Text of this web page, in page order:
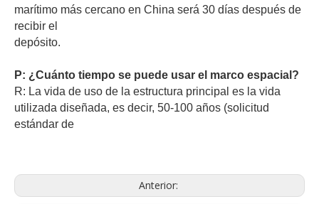
marítimo más cercano en China será 30 días después de
recibir el
depósito.
P: ¿Cuánto tiempo se puede usar el marco espacial?
R: La vida de uso de la estructura principal es la vida
utilizada diseñada, es decir, 50-100 años (solicitud
estándar de
Anterior: